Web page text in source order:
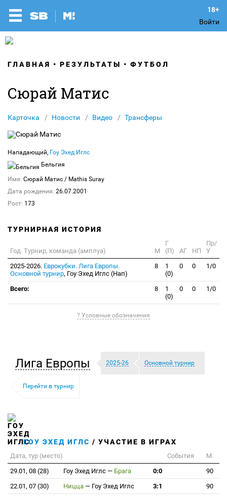
Войти
ГЛАВНАЯ РЕЗУЛЬТАТЫ ФУТБОЛ
Сюрай Матис
Карточка Новости Видео Трансферы
Нападающий, Гоу Эхед Иглс
Бельгия
Имя: Сюрай Матис / Mathis Suray
Дата рождения: 26.07.2001
Рост: 173
ТУРНИРНАЯ ИСТОРИЯ
Год. Турнир, команда (амплуа) М
Г
(П)
АГ НП
Пр/
У
2025-2026. Еврокубки. Лига Европы.
Основной турнир, Гоу Эхед Иглс (Нап)
8
1
(0)
0 0 1/0
Всего: 8
1
(0)
0 0 1/0
? Условные обозначения
Лига Европы 2025-26 Основной турнир
Перейти в турнир
ГОУ ЭХЕД ИГЛС / УЧАСТИЕ В ИГРАХ
Дата, тур (место) События
М
29.01, 08 (28)
Гоу Эхед Иглс — Брага 0:0
90
22.01, 07 (30)
Ницца — Гоу Эхед Иглс 3:1
90